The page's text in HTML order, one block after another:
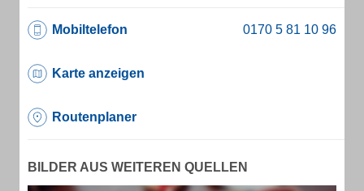
Mobiltelefon
Karte anzeigen
Routenplaner
BILDER AUS WEITEREN QUELLEN